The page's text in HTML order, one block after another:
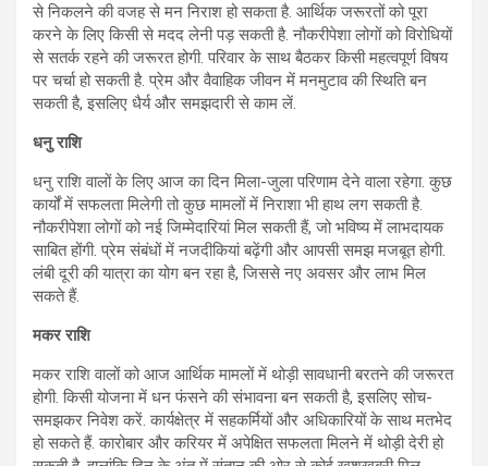
से निकलने की वजह से मन निराश हो सकता है. आर्थिक जरूरतों को पूरा
करने के लिए किसी से मदद लेनी पड़ सकती है. नौकरीपेशा लोगों को विरोधियों
से सतर्क रहने की जरूरत होगी. परिवार के साथ बैठकर किसी महत्वपूर्ण विषय
पर चर्चा हो सकती है. प्रेम और वैवाहिक जीवन में मनमुटाव की स्थिति बन
सकती है, इसलिए धैर्य और समझदारी से काम लें.
धनु राशि
धनु राशि वालों के लिए आज का दिन मिला-जुला परिणाम देने वाला रहेगा. कुछ
कार्यों में सफलता मिलेगी तो कुछ मामलों में निराशा भी हाथ लग सकती है.
नौकरीपेशा लोगों को नई जिम्मेदारियां मिल सकती हैं, जो भविष्य में लाभदायक
साबित होंगी. प्रेम संबंधों में नजदीकियां बढ़ेंगी और आपसी समझ मजबूत होगी.
लंबी दूरी की यात्रा का योग बन रहा है, जिससे नए अवसर और लाभ मिल
सकते हैं.
मकर राशि
मकर राशि वालों को आज आर्थिक मामलों में थोड़ी सावधानी बरतने की जरूरत
होगी. किसी योजना में धन फंसने की संभावना बन सकती है, इसलिए सोच-
समझकर निवेश करें. कार्यक्षेत्र में सहकर्मियों और अधिकारियों के साथ मतभेद
हो सकते हैं. कारोबार और करियर में अपेक्षित सफलता मिलने में थोड़ी देरी हो